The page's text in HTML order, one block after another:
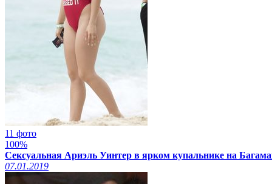
11 фото
100%
Сексуальная Ариэль Уинтер в ярком купальнике на
07.01.2019